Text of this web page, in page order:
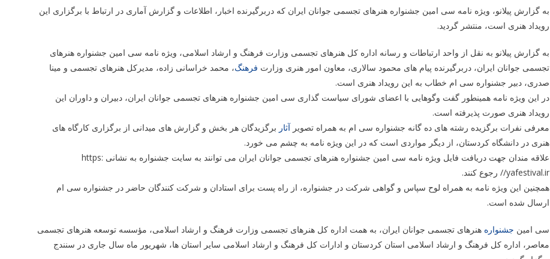
به گزارش پیلانو، ویژه نامه سی امین جشنواره هنرهای تجسمی جوانان ایران که دربرگیرنده اخبار، اطلاعات و گزارش آماری در ارتباط با برگزاری این
رویداد هنری است، منتشر گردید.
به گزارش پیلانو به نقل از واحد ارتباطات و رسانه اداره کل هنرهای تجسمی وزارت فرهنگ و ارشاد اسلامی، ویژه نامه سی امین جشنواره هنرهای
تجسمی جوانان ایران، دربرگیرنده پیام های محمود سالاری، معاون امور هنری وزارت فرهنگ، محمد خراسانی زاده، مدیرکل هنرهای تجسمی و مینا
صدری، دبیر جشنواره سی ام خطاب به این رویداد هنری است.
در این ویژه نامه همینطور گفت وگوهایی با اعضای شورای سیاست گذاری سی امین جشنواره هنرهای تجسمی جوانان ایران، دبیران و داوران این
رویداد هنری صورت پذیرفته است.
معرفی نفرات برگزیده رشته های ده گانه جشنواره سی ام به همراه تصویرآثار برگزیدگان هر بخش و گزارش های میدانی از برگزاری کارگاه های
هنری در دانشگاه کردستان، از دیگر مواردی است که در این ویژه نامه به چشم می خورد.
علاقه مندان جهت دریافت فایل ویژه نامه سی امین جشنواره هنرهای تجسمی جوانان ایران می توانند به سایت جشنواره به نشانی https:
//yafestival.ir رجوع کنند.
همچنین این ویژه نامه به همراه لوح سپاس و گواهی شرکت در جشنواره، از راه پست برای استادان و شرکت کنندگان حاضر در جشنواره سی ام
ارسال شده است.
سی امین جشنواره هنرهای تجسمی جوانان ایران، به همت اداره کل هنرهای تجسمی وزارت فرهنگ و ارشاد اسلامی، مؤسسه توسعه هنرهای تجسمی
معاصر، اداره کل فرهنگ و ارشاد اسلامی استان کردستان و ادارات کل فرهنگ و ارشاد اسلامی سایر استان ها، شهریور ماه سال جاری در سنندج